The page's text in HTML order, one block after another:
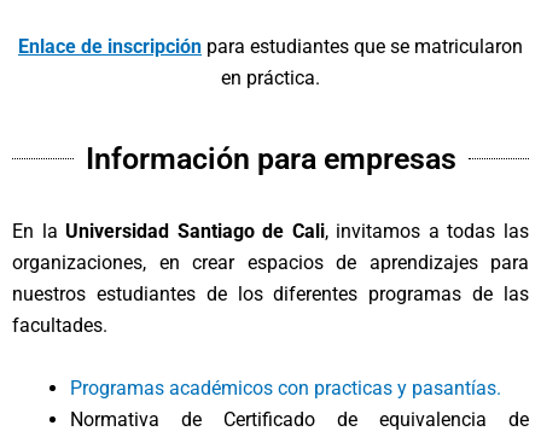
Enlace de inscripción para estudiantes que se matricularon
en práctica.
Información para empresas
En laUniversidad Santiago de Cali, invitamos a todas las
organizaciones, en crear espacios de aprendizajes para
nuestros estudiantes de los diferentes programas de las
facultades.
Programas académicos con practicas y pasantías.
Normativa de Certificado de equivalencia de